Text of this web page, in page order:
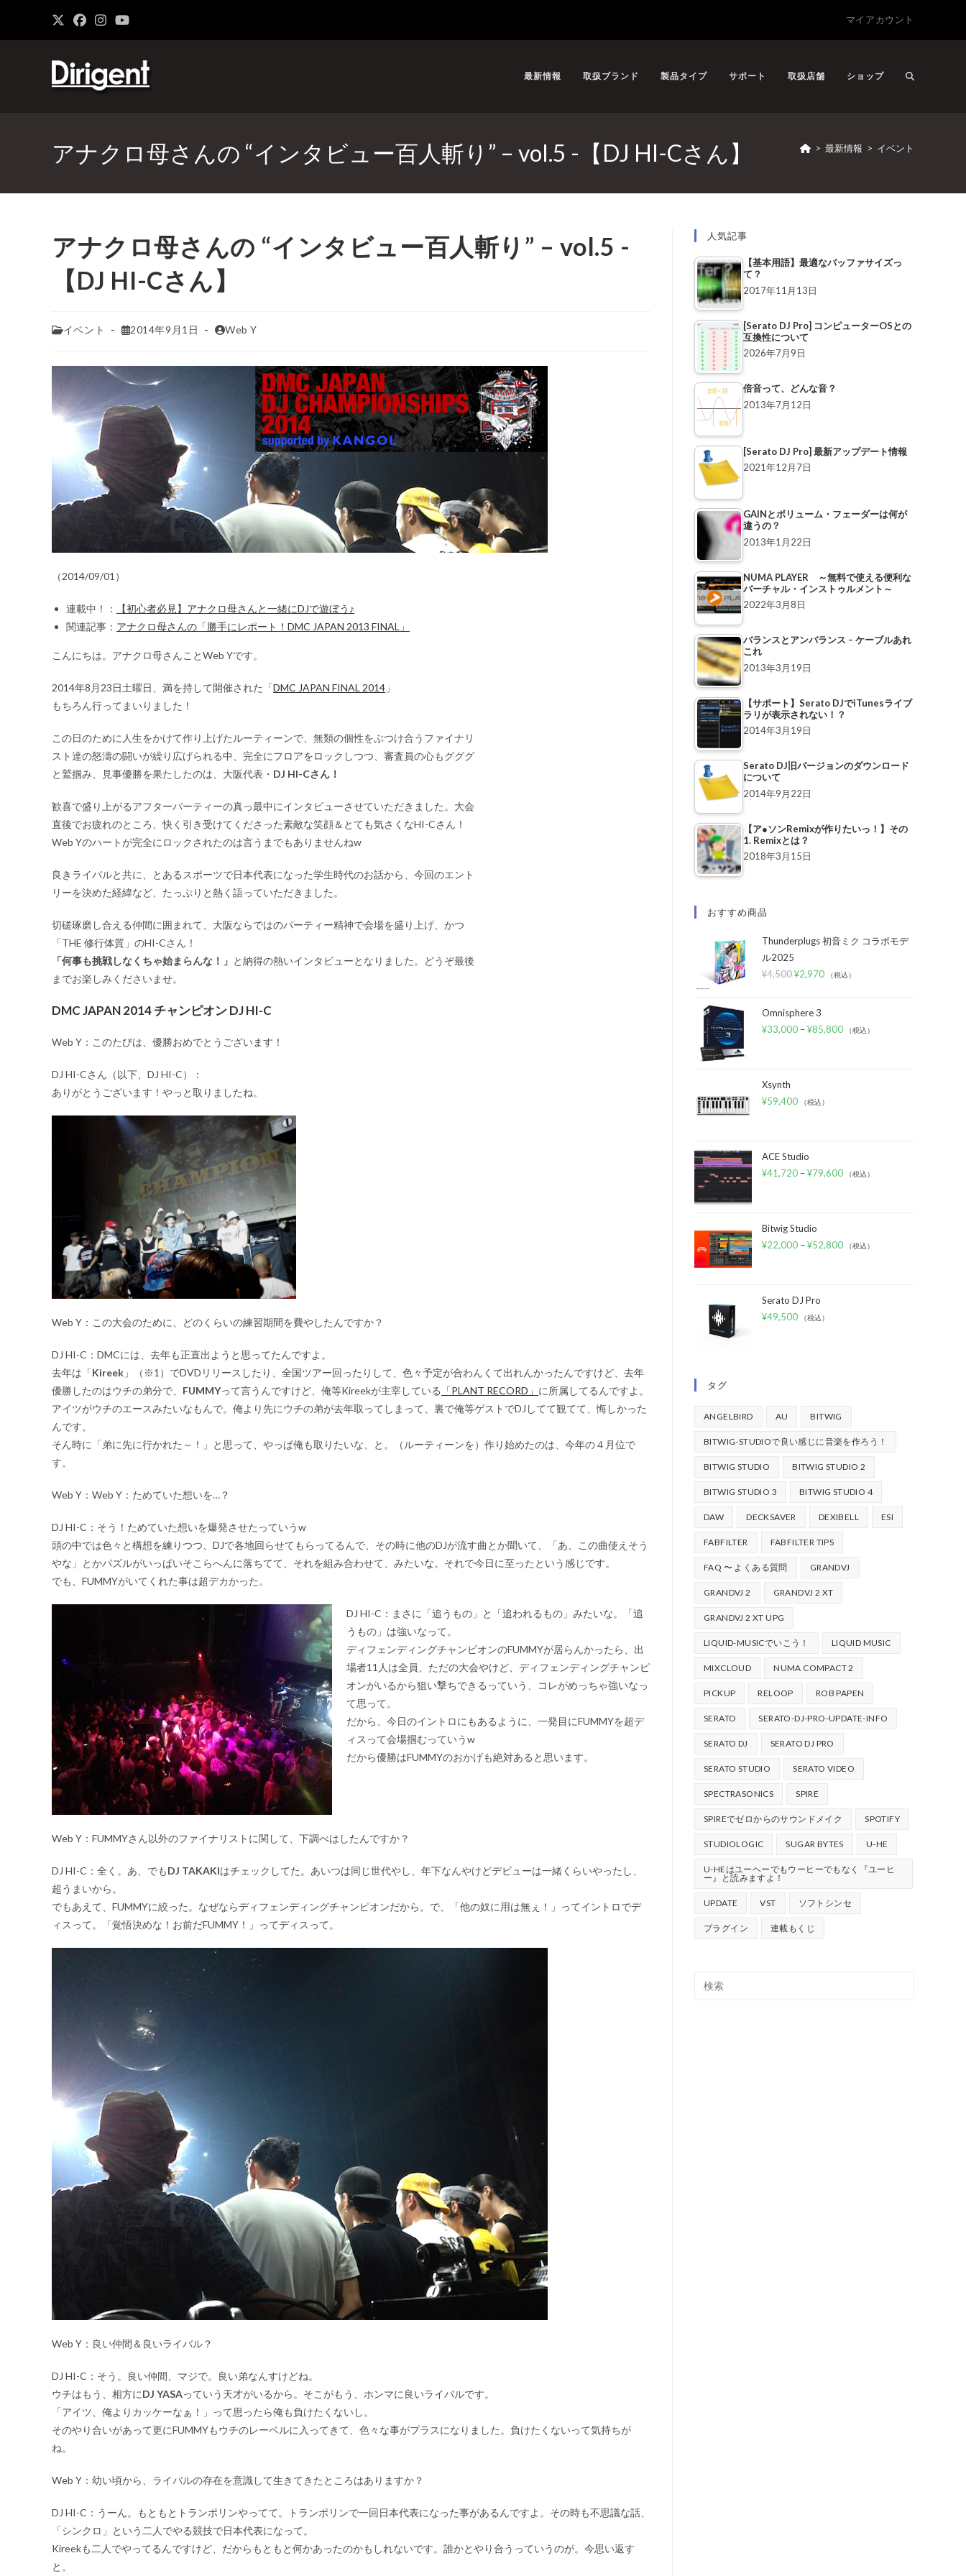
マイアカウント
最新情報 取扱ブランド 製品タイプ サポート 取扱店舗 ショップ
アナクロ母さんの “インタビュー百人斬り” – vol.5 -【DJ HI-Cさん】 > 最新情報 > イベント
アナクロ母さんの “インタビュー百人斬り” – vol.5 -
【DJ HI-Cさん】
イベント 2014年9月1日 Web Y
（2014/09/01）
連載中！：
【初心者必見】アナクロ母さんと一緒にDJで遊ぼう♪
関連記事： アナクロ母さんの「勝手にレポート！DMC JAPAN 2013 FINAL」
こんにちは。アナクロ母さんことWeb Yです。
2014年8月23日土曜日、満を持して開催された「DMC JAPAN FINAL 2014 」
もちろん行ってまいりました！
この日のために人生をかけて作り上げたルーティーンで、無類の個性をぶつけ合うファイナリ
スト達の怒濤の闘いが繰り広げられる中、完全にフロアをロックしつつ、審査員の心もグググ
と鷲掴み、見事優勝を果たしたのは、大阪代表・ DJ HI-Cさん！
歓喜で盛り上がるアフターパーティーの真っ最中にインタビューさせていただきました。大会
直後でお疲れのところ、快く引き受けてくださった素敵な笑顔＆とても気さくなHI-Cさん！
Web Yのハートが完全にロックされたのは言うまでもありませんねw
良きライバルと共に、とあるスポーツで日本代表になった学生時代のお話から、今回のエント
リーを決めた経緯など、たっぷりと熱く語っていただきました。
切磋琢磨し合える仲間に囲まれて、大阪ならではのパーティー精神で会場を盛り上げ、かつ
「THE 修行体質」のHI-Cさん！
「何事も挑戦しなくちゃ始まらんな！」 と納得の熱いインタビューとなりました。どうぞ最後
までお楽しみくださいませ。
DMC JAPAN 2014 チャンピオン DJ HI-C
Web Y：このたびは、優勝おめでとうございます！
DJ HI-Cさん（以下、DJ HI-C）：
ありがとうございます！やっと取りましたね。
Web Y：この大会のために、どのくらいの練習期間を費やしたんですか？
DJ HI-C： DMCには、去年も正直出ようと思ってたんですよ。
去年は「Kireek 」（※1）でDVDリリースしたり、全国ツアー回ったりして、色々予定が合わんくて出れんかったんですけど、去年
優勝したのはウチの弟分で、 FUMMYって言うんですけど、俺等Kireekが主宰している 「PLANT RECORD」 に所属してるんですよ。
アイツがウチのエースみたいなもんで。俺より先にウチの弟が去年取ってしまって、裏で俺等ゲストでDJしてて観てて、悔しかった
んです。
そん時に「弟に先に行かれた～！」と思って、やっぱ俺も取りたいな、と。（ルーティーンを）作り始めたのは、今年の４月位で
す。
Web Y：Web Y：ためていた想いを…？
DJ HI-C： そう！ためていた想いを爆発させたっていうw
頭の中では色々と構想を練りつつ、DJで各地回らせてもらってるんで、その時に他のDJが流す曲とか聞いて、「あ、この曲使えそう
やな」とかパズルがいっぱいそこらへんに落ちてて、それを組み合わせて、みたいな。それで今日に至ったという感じです。
でも、FUMMYがいてくれた事は超デカかった。
DJ HI-C： まさに「追うもの」と「追われるもの」みたいな。「追
うもの」は強いなって。
ディフェンディングチャンピオンのFUMMYが居らんかったら、出
場者11人は全員、ただの大会やけど、ディフェンディングチャンピ
オンがいるから狙い撃ちできるっていう、コレがめっちゃ強いなっ
て思って。
だから、今日のイントロにもあるように、一発目にFUMMYを超デ
ィスって会場掴むっていうw
だから優勝はFUMMYのおかげも絶対あると思います。
Web Y：FUMMYさん以外のファイナリストに関して、下調べはしたんですか？
DJ HI-C： 全く。あ、でもDJ TAKAKIはチェックしてた。あいつは同じ世代やし、年下なんやけどデビューは一緒くらいやったし、
超うまいから。
でもあえて、FUMMYに絞った。なぜならディフェンディングチャンピオンだから。で、「他の奴に用は無ぇ！」ってイントロでデ
ィスって。「覚悟決めな！お前だFUMMY！」ってディスって。
Web Y：良い仲間＆良いライバル？
DJ HI-C： そう。良い仲間、マジで。良い弟なんすけどね。
ウチはもう、相方にDJ YASAっていう天才がいるから。そこがもう、ホンマに良いライバルです。
「アイツ、俺よりカッケーなぁ！」って思ったら俺も負けたくないし。
そのやり合いがあって更にFUMMYもウチのレーベルに入ってきて、色々な事がプラスになりました。負けたくないって気持ちが
ね。
Web Y：幼い頃から、ライバルの存在を意識して生きてきたところはありますか？
DJ HI-C： うーん。もともとトランポリンやってて。トランポリンで一回日本代表になった事があるんですよ。その時も不思議な話、
「シンクロ」という二人でやる競技で日本代表になって。
Kireekも二人でやってるんですけど、だからもともと何かあったのかもしれないです。誰かとやり合うっていうのが。今思い返す
と。
人気記事
【基本用語】最適なバッファサイズっ
て？
2017年11月13日
[Serato DJ Pro] コンピューターOSとの
互換性について
2026年7月9日
倍音って、どんな音？
2013年7月12日
[Serato DJ Pro] 最新アップデート情報
2021年12月7日
GAINとボリューム・フェーダーは何が
違うの？
2013年1月22日
NUMA PLAYER ～無料で使える便利な
バーチャル・インストゥルメント～
2022年3月8日
バランスとアンバランス – ケーブルあれ
これ
2013年3月19日
【サポート】Serato DJでiTunesライブ
ラリが表示されない！？
2014年3月19日
Serato DJ旧バージョンのダウンロード
について
2014年9月22日
【ア●ソンRemixが作りたいっ！】その
1. Remixとは？
2018年3月15日
おすすめ商品
Thunderplugs 初音ミク コラボモデ
ル2025
¥4,500¥2,970 （税込）
Omnisphere 3
¥33,000 –¥85,800 （税込）
Xsynth
¥59,400 （税込）
ACE Studio
¥41,720 –¥79,600 （税込）
Bitwig Studio
¥22,000 –¥52,800 （税込）
Serato DJ Pro
¥49,500 （税込）
タグ
ANGELBIRD AU BITWIG
BITWIG-STUDIOで良い感じに音楽を作ろう！
BITWIG STUDIO BITWIG STUDIO 2
BITWIG STUDIO 3 BITWIG STUDIO 4
DAW DECKSAVER DEXIBELL ESI
FABFILTER FABFILTER TIPS
FAQ 〜 よくある質問 GRANDVJ
GRANDVJ 2 GRANDVJ 2 XT
GRANDVJ 2 XT UPG
LIQUID-MUSICでいこう！ LIQUID MUSIC
MIXCLOUD NUMA COMPACT 2
PICKUP RELOOP ROB PAPEN
SERATO SERATO-DJ-PRO-UPDATE-INFO
SERATO DJ SERATO DJ PRO
SERATO STUDIO SERATO VIDEO
SPECTRASONICS SPIRE
SPIREでゼロからのサウンドメイク SPOTIFY
STUDIOLOGIC SUGAR BYTES U-HE
U-HEはユーヘーでもウーヒーでもなく『ユーヒ
ー』と読みますよ！
UPDATE VST ソフトシンセ
プラグイン 連載もくじ